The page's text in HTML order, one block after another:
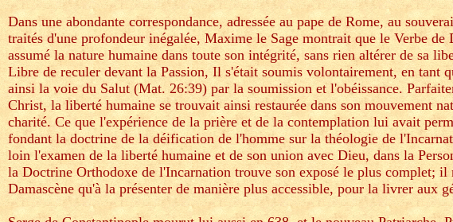
Dans une abondante correspondance, adressée au pape de Rome, au
traités d'une profondeur inégalée, Maxime le Sage montrait que le Verbe
assumé la nature humaine dans toute son intégrité, sans rien altérer de sa
Libre de reculer devant la Passion, Il s'était soumis volontairement, en tant
ainsi la voie du Salut (Mat. 26:39) par la soumission et l'obéissance.
Christ, la liberté humaine se trouvait ainsi restaurée dans son mouvement
charité. Ce que l'expérience de la prière et de la contemplation lui avait
fondant la doctrine de la déification de l'homme sur la théologie de
loin l'examen de la liberté humaine et de son union avec Dieu, dans la
la Doctrine Orthodoxe de l'Incarnation trouve son exposé le plus complet; il
Damascène qu'à la présenter de manière plus accessible, pour la livrer aux